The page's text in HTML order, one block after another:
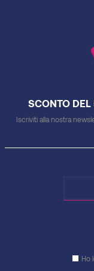
SCONTO
Iscriviti alla nostra
Ho